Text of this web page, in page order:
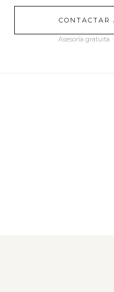
CONTACTAR
Asesoría gratuita